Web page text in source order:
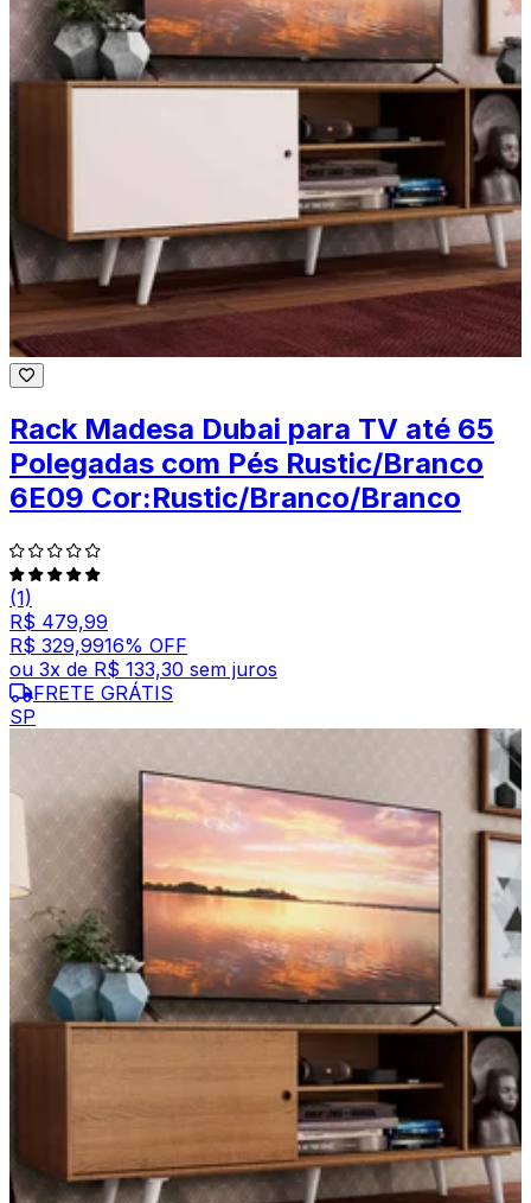
Rack Madesa Dubai para TV até 65
Polegadas com Pés Rustic/Branco
6E09 Cor:Rustic/Branco/Branco
(1)
R$ 479,99
R$ 329,9916% OFF
ou 3x de R$ 133,30 sem juros
FRETE GRÁTIS
SP